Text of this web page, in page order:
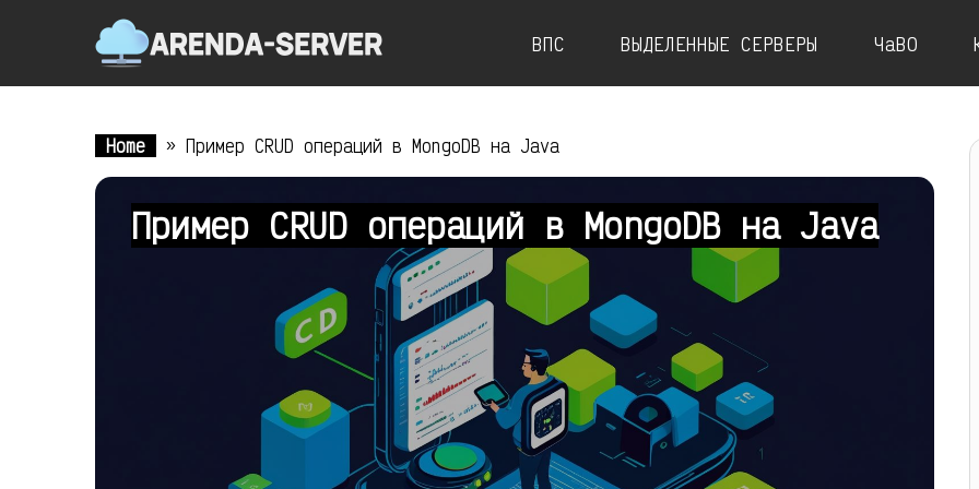
ВПС ВЫДЕЛЕННЫЕ СЕРВЕРЫ ЧаВО
Home » Пример CRUD операций в MongoDB на Java
Пример CRUD операций в MongoDB на Java